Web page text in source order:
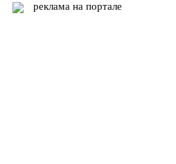
реклама на портале